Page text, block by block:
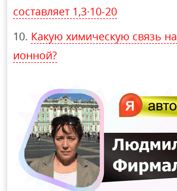
составляет 1,3∙10-20
Какую химическую связь
ионной?